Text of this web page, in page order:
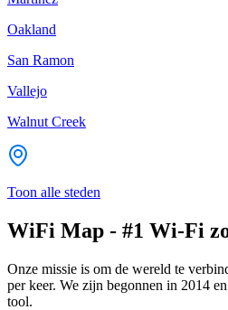
Oakland
San Ramon
Vallejo
Walnut Creek
Toon alle steden
WiFi Map - #1 Wi-Fi
Onze missie is om de wereld te
per keer. We zijn begonnen in 2014
tool.